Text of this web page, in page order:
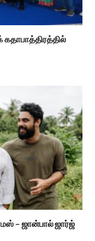
கதாபாத்திரத்தில்
– ஜான்பால் ஜார்ஜ்